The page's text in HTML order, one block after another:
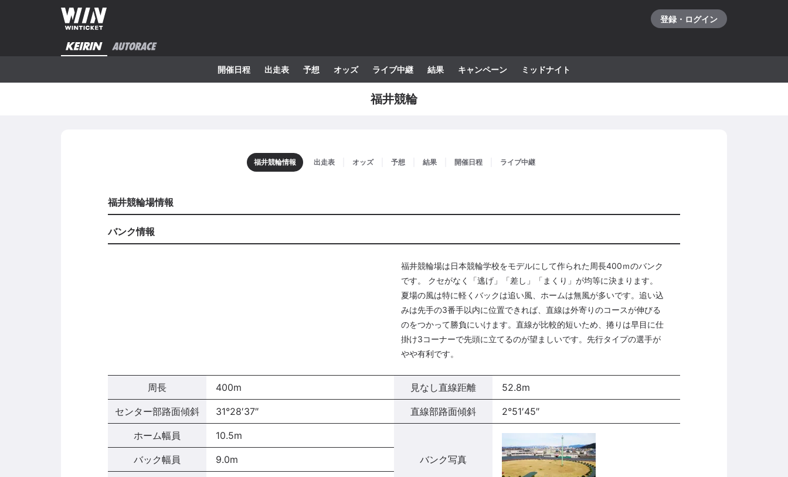
登録・ログイン
開催日程 出走表 予想 オッズ ライブ中継 結果 キャンペーン ミッドナイト
福井競輪
福井競輪情報 出走表 オッズ 予想 結果 開催日程 ライブ中継
福井競輪場情報
バンク情報
福井競輪場は日本競輪学校をモデルにして作られた周長400ｍのバンク
です。 クセがなく「逃げ」「差し」「まくり」が均等に決まります。
夏場の風は特に軽くバックは追い風、ホームは無風が多いです。追い込
みは先手の3番手以内に位置できれば、直線は外寄りのコースが伸びる
のをつかって勝負にいけます。直線が比較的短いため、捲りは早目に仕
掛け3コーナーで先頭に立てるのが望ましいです。先行タイプの選手が
やや有利です。
周長 400m 見なし直線距離 52.8m
センター部路面傾斜 31°28′37″ 直線部路面傾斜 2°51′45″
ホーム幅員 10.5m
バック幅員 9.0m バンク写真